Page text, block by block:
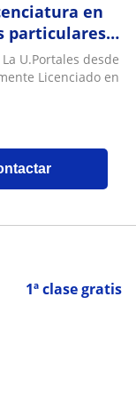
en
particulares
U.Portales desde
Licenciado en
1ª clase gratis